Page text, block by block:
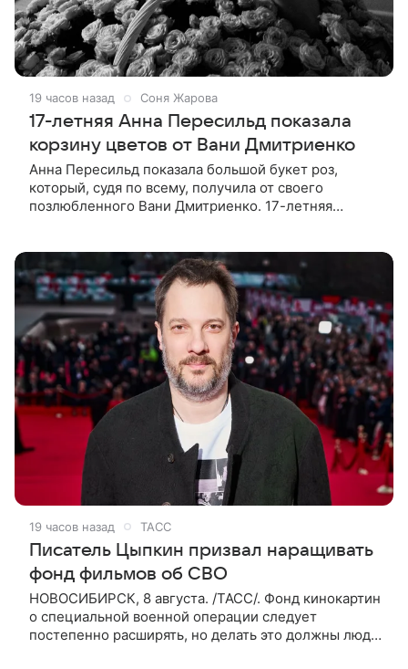
19 часов назад Соня Жарова
17-летняя Анна Пересильд показала
корзину цветов от Вани Дмитриенко
Анна Пересильд показала большой букет роз,
который, судя по всему, получилa от своего
позлюбленного Вани Дмитриенко. 17-летняя
19 часов назад ТАСС
Писатель Цыпкин призвал наращивать
фонд фильмов об СВО
НОВОСИБИРСК, 8 августа. /ТАСС/. Фонд кинокартин
о специальной военной операции следует
постепенно расширять, но делать это должны люди,